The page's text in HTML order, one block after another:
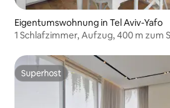
Eigentumswohnung in Tel Aviv-Yafo
1 Schlafzimmer, Aufzug, 400 m zum
Superhost
Superhost